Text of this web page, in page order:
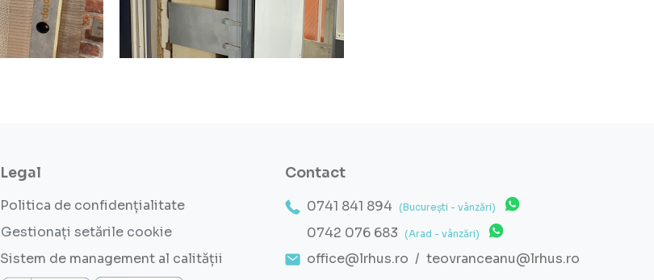
Legal
Politica de confidențialitate
Gestionați setările cookie
Sistem de management al calității
Contact
0741 841 894 (București - vânzări)
0742 076 683 (Arad - vânzări)
office@lrhus.ro / teovranceanu@lrhus.ro